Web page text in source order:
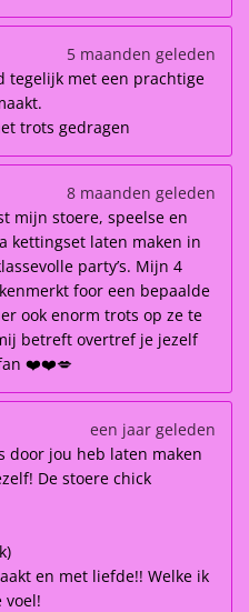
5 maanden geleden
tegelijk met een prachtige
trots gedragen
8 maanden geleden
mijn stoere, speelse en
kettingset laten maken in
party’s. Mijn 4
foor een bepaalde
ook enorm trots op ze te
betreft overtref je jezelf
fan ❤️❤️💋
een jaar geleden
door jou heb laten maken
De stoere chick
en met liefde!! Welke ik
voel!